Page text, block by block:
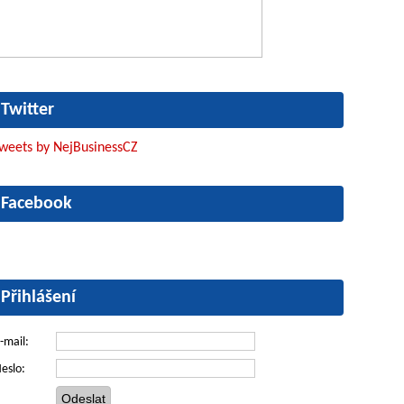
Twitter
by NejBusinessCZ
Facebook
Přihlášení
mail: